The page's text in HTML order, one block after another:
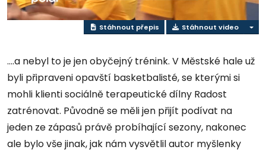
Stáhnout přepis Stáhnout video
….a nebyl to je jen obyčejný trénink. V Městské hale už
byli připraveni opavští basketbalisté, se kterými si
mohli klienti sociálně terapeutické dílny Radost
zatrénovat. Původně se měli jen přijít podívat na
jeden ze zápasů právě probíhající sezony, nakonec
ale bylo vše jinak, jak nám vysvětlil autor myšlenky